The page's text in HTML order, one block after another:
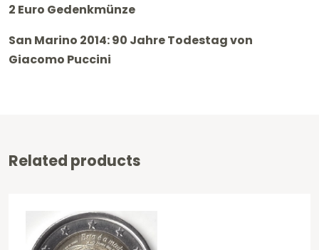
2 Euro Gedenkmünze
San Marino 2014: 90 Jahre Todestag von
Giacomo Puccini
Related products